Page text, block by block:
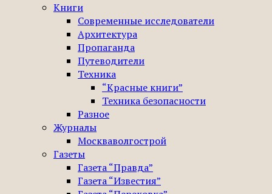
Книги
Современные исследователи
Архитектура
Пропаганда
Путеводители
Техника
“Красные книги”
Техника безопасности
Разное
Журналы
Москваволгострой
Газеты
Газета “Правда”
Газета “Известия”